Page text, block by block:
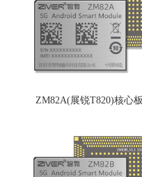
ZM82A(展锐T820)核心